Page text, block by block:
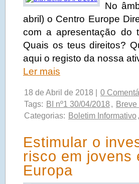
No
abril) o Centro Europe
com a apresentação do
Quais os teus direitos?
aqui o registo da nossa
Ler mais
18 de Abril de 2018 |
0
Tags: BI nº1 30/04/2018 ,
Categorias: Boletim Informativo,
Estimular o
risco em jovens
Europa